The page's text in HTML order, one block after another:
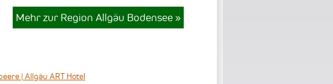
Mehr zur Region Allgäu Bodensee »
| Allgäu ART Hotel